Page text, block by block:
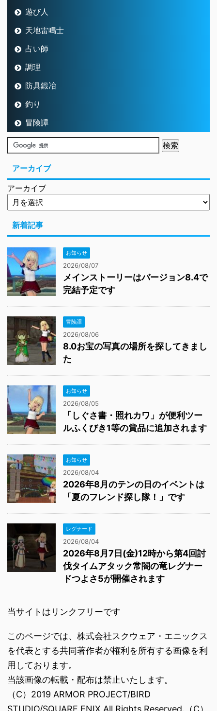
遊び人
天地雷鳴士
占い師
調理
防具鍛冶
釣り
冒険譚
アーカイブ
アーカイブ
新着記事
お知らせ
2026/08/07
メインストーリーはバージョン8.4で
完結予定です
冒険譚
2026/08/06
8.0お宝の写真の場所を探してきまし
た
お知らせ
2026/08/05
「しぐさ書・照れカワ」が便利ツー
ルふくびき1等の賞品に追加されます
お知らせ
2026/08/04
2026年8月のテンの日のイベントは
「夏のフレンド探し隊！」です
レグナード
2026/08/04
2026年8月7日(金)12時から第4回討
伐タイムアタック常闇の竜レグナー
ドつよさ5が開催されます
当サイトはリンクフリーです
このページでは、株式会社スクウェア・エニックス
を代表とする共同著作者が権利を所有する画像を利
用しております。
当該画像の転載・配布は禁止いたします。
（C）2019 ARMOR PROJECT/BIRD
STUDIO/SQUARE ENIX All Rights Reserved.（C）